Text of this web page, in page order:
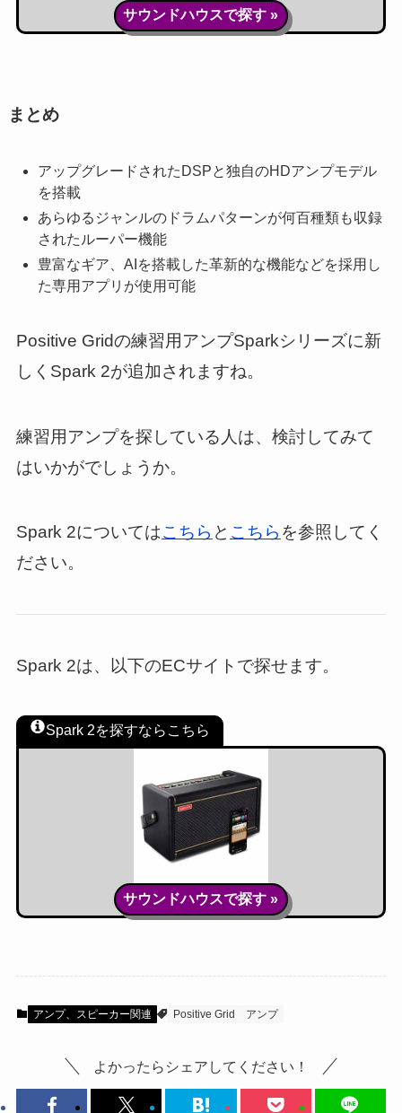
サウンドハウスで探す »
まとめ
アップグレードされたDSPと独自のHDアンプモデル
を搭載
あらゆるジャンルのドラムパターンが何百種類も収録
されたルーパー機能
豊富なギア、AIを搭載した革新的な機能などを採用し
た専用アプリが使用可能
Positive Gridの練習用アンプSparkシリーズに新
しくSpark 2が追加されますね。
練習用アンプを探している人は、検討してみて
はいかがでしょうか。
Spark 2についてはこちら と こちら を参照してく
ださい。
Spark 2は、以下のECサイトで探せます。
Spark 2を探すならこちら
サウンドハウスで探す »
アンプ、スピーカー関連 Positive Grid アンプ
よかったらシェアしてください！